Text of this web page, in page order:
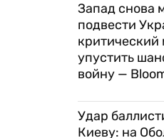
Запад снова
подвести
критический
упустить
войну —
Удар
Киеву: на